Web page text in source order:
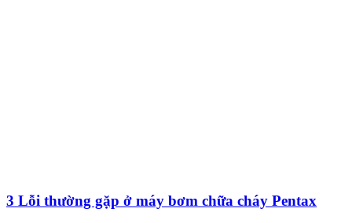
3 Lỗi thường gặp ở máy bơm chữa cháy Pentax